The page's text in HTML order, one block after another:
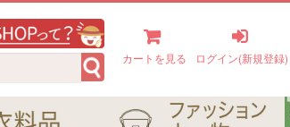
カートを見る ログイン(新規登録)